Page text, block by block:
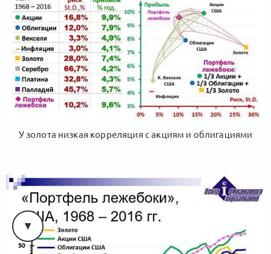
У золота низкая корреляция с акциям и облигациями